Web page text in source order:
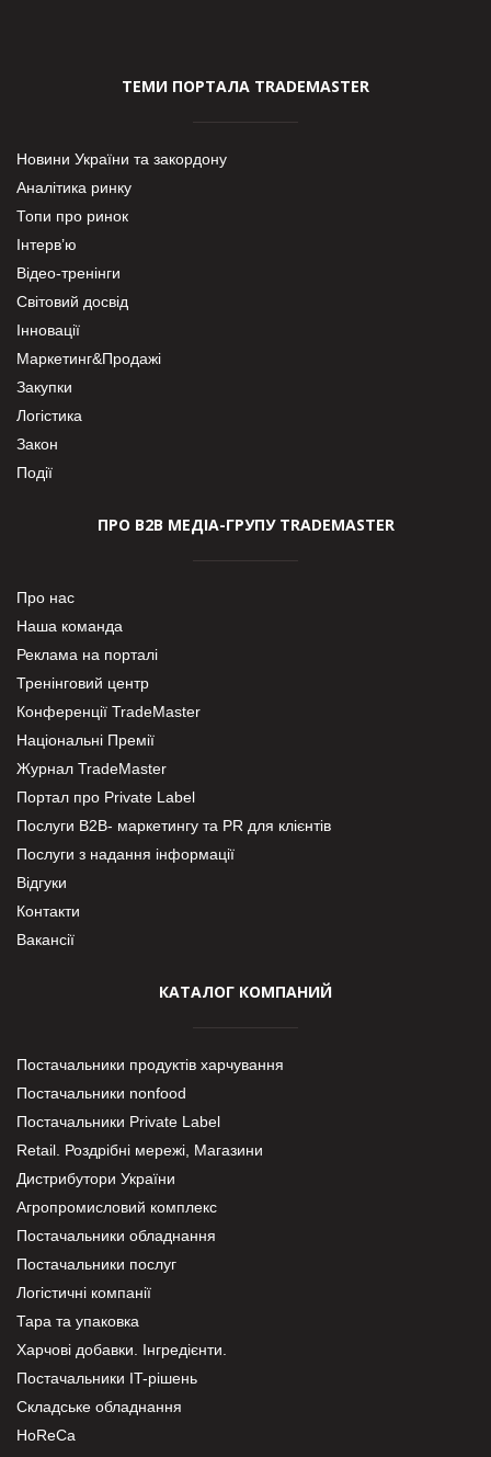
ТЕМИ ПОРТАЛА TRADEMASTER
Новини України та закордону
Аналітика ринку
Топи про ринок
Інтерв’ю
Відео-тренінги
Світовий досвід
Інновації
Маркетинг&Продажі
Закупки
Логістика
Закон
Події
ПРО В2В МЕДІА-ГРУПУ TRADEMASTER
Про нас
Наша команда
Реклама на порталі
Тренінговий центр
Конференції TradeMaster
Національні Премії
Журнал TradeMaster
Портал про Private Label
Послуги В2В- маркетингу та PR для клієнтів
Послуги з надання інформації
Відгуки
Контакти
Вакансії
КАТАЛОГ КОМПАНИЙ
Постачальники продуктів харчування
Постачальники nonfood
Постачальники Private Label
Retail. Роздрібні мережі, Магазини
Дистрибутори України
Агропромисловий комплекс
Постачальники обладнання
Постачальники послуг
Логістичні компанії
Тара та упаковка
Харчові добавки. Інгредієнти.
Постачальники IT-рішень
Складське обладнання
HoReCa